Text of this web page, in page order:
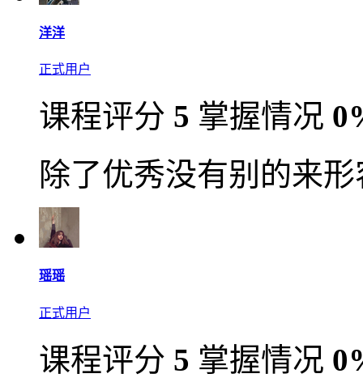
洋洋
正式用户
课程评分 5 掌握情况
除了优秀没有别的来
瑶瑶
正式用户
课程评分 5 掌握情况